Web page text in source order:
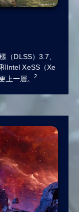
（DLSS）3.7、
Intel XeSS（Xe
上一層。2